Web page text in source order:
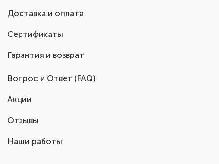
Доставка и оплата
Сертификаты
Гарантия и возврат
Вопрос и Ответ (FAQ)
Акции
Отзывы
Наши работы